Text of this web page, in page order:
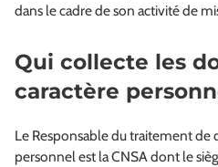
dans le cadre de son activité de
Qui collecte les
caractère
Le Responsable du traitement de
personnel est la CNSA dont le